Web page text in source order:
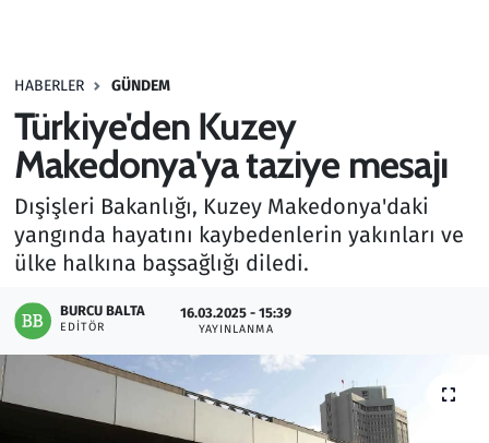
HABERLER GÜNDEM
Türkiye'den Kuzey
Makedonya'ya taziye mesajı
Dışişleri Bakanlığı, Kuzey Makedonya'daki
yangında hayatını kaybedenlerin yakınları ve
ülke halkına başsağlığı diledi.
BURCU BALTA
EDITÖR
16.03.2025 - 15:39
YAYINLANMA
Haber
Kültür Sanat
Kurumsal Haberler
Lezzet Durağı
Memur ve Kamu
Otomobil
Oyun